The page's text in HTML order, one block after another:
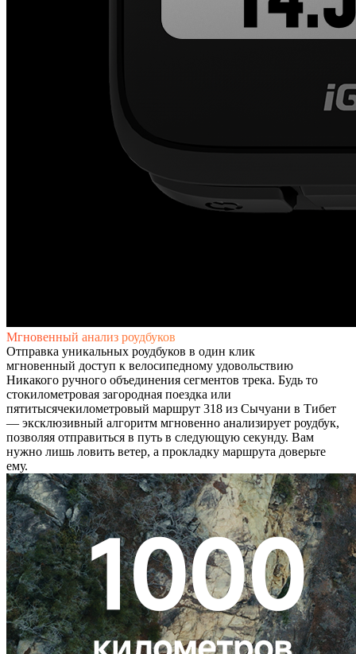
Мгновенный анализ роудбуков​​
Отправка уникальных роудбуков в один клик
мгновенный доступ к велосипедному удовольствию​
​​Никакого ручного объединения сегментов трека. Будь то
стокилометровая загородная поездка или
пятитысячекилометровый маршрут 318 из Сычуани в Тибет
— эксклюзивный алгоритм мгновенно анализирует роудбук,
позволяя отправиться в путь в следующую секунду. Вам
нужно лишь ловить ветер, а прокладку маршрута доверьте
ему.​